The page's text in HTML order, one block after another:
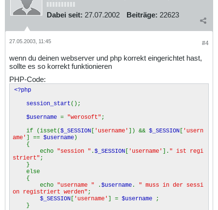
Dabei seit: 27.07.2002 Beiträge: 22623
#4
27.05.2003, 11:45
wenn du deinen webserver und php korrekt eingerichtet hast,
sollte es so korrekt funktionieren
PHP-Code:
<?php
session_start ();
$username = "werosoft" ;
if (isset($_SESSION 'username' ]) && $_SESSION
'usern
ame'
] == $username )
{
echo "session " .$_SESSION 'username' ]. " ist regi
striert" ;
}
else
{
echo "username " .$username . " muss in der sessi
on registriert werden" ;
$_SESSION
'username' ] = $username
;
}